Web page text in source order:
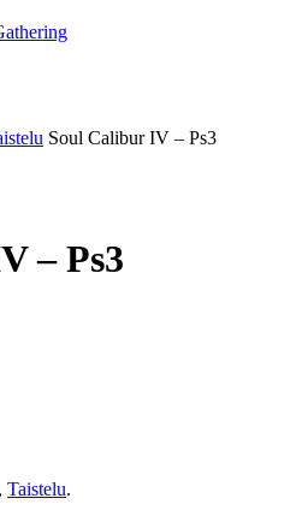
Soul Calibur IV – Ps3
– Ps3
, Taistelu.